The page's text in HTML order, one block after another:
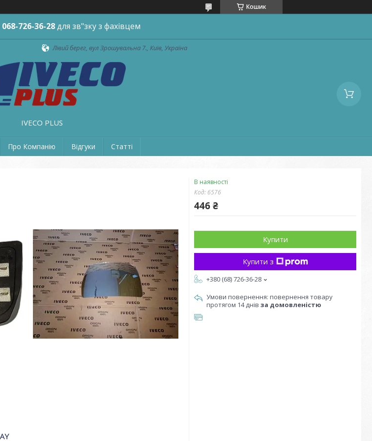
Кошик
068-726-36-28для зв"зку з фахівцем
Лівий берег, вул Зрошувальна 7., Київ, Україна
IVECO PLUS
Про Компанію Відгуки Статті
В наявності
Код: 6576
446 ₴
Купити
Купити з
+380 (68) 726-36-28
повернення товару
протягом 14 днів за домовленістю